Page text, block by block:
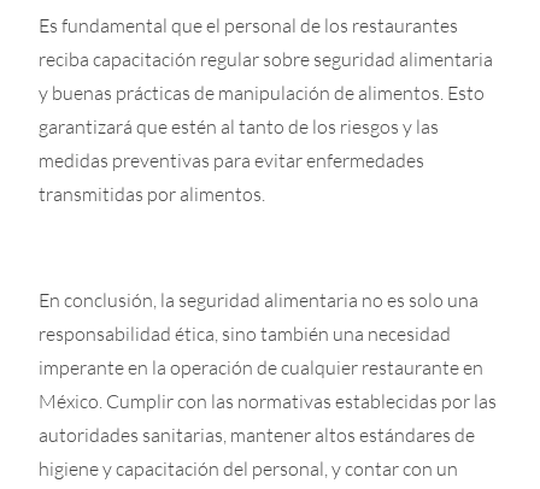
Es fundamental que el personal de los restaurantes
reciba capacitación regular sobre seguridad alimentaria
y buenas prácticas de manipulación de alimentos. Esto
garantizará que estén al tanto de los riesgos y las
medidas preventivas para evitar enfermedades
transmitidas por alimentos.
En conclusión, la seguridad alimentaria no es solo una
responsabilidad ética, sino también una necesidad
imperante en la operación de cualquier restaurante en
México. Cumplir con las normativas establecidas por las
autoridades sanitarias, mantener altos estándares de
higiene y capacitación del personal, y contar con un